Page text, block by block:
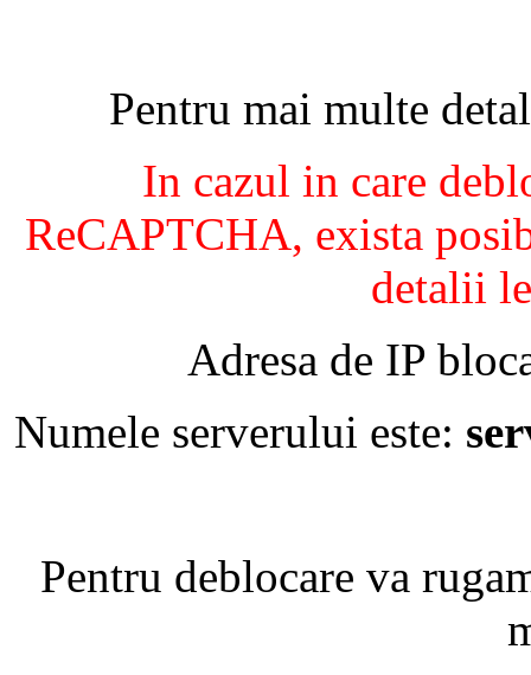
Pentru mai multe
In cazul in care
ReCAPTCHA, exista
detalii
Adresa de IP
Numele serverului este:
Pentru deblocare va